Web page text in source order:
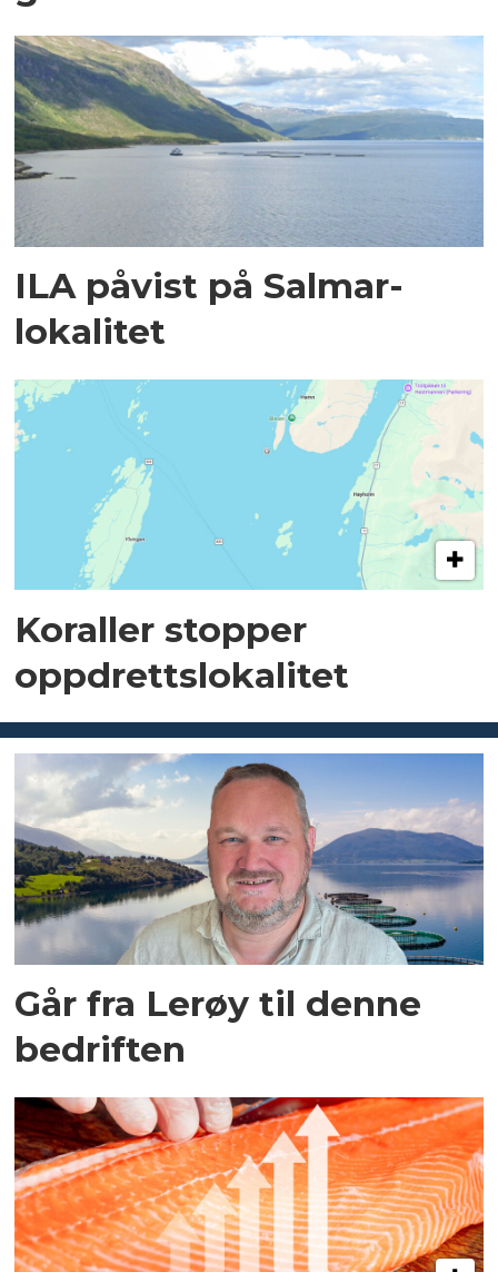
ILA påvist på Salmar-
lokalitet
Koraller stopper
oppdrettslokalitet
Går fra Lerøy til denne
bedriften